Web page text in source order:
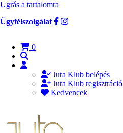
Ugrás a tartalomra
Ügyfélszolgálat
0
Juta Klub belépés
Juta Klub regisztráció
Kedvencek